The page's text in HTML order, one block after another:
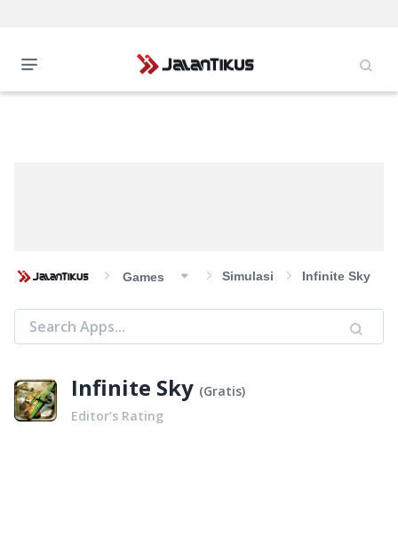
Games Simulasi Infinite Sky
Infinite Sky (Gratis)
Editor’s Rating